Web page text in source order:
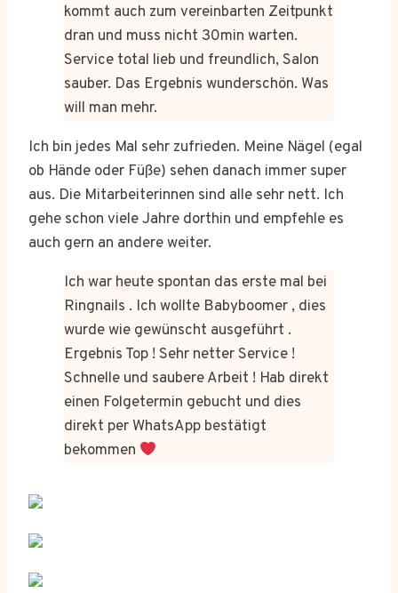
kommt auch zum vereinbarten Zeitpunkt
dran und muss nicht 30min warten.
Service total lieb und freundlich, Salon
sauber. Das Ergebnis wunderschön. Was
will man mehr.
Ich bin jedes Mal sehr zufrieden. Meine Nägel (egal
ob Hände oder Füße) sehen danach immer super
aus. Die Mitarbeiterinnen sind alle sehr nett. Ich
gehe schon viele Jahre dorthin und empfehle es
auch gern an andere weiter.
Ich war heute spontan das erste mal bei
Ringnails . Ich wollte Babyboomer , dies
wurde wie gewünscht ausgeführt .
Ergebnis Top ! Sehr netter Service !
Schnelle und saubere Arbeit ! Hab direkt
einen Folgetermin gebucht und dies
direkt per WhatsApp bestätigt
bekommen